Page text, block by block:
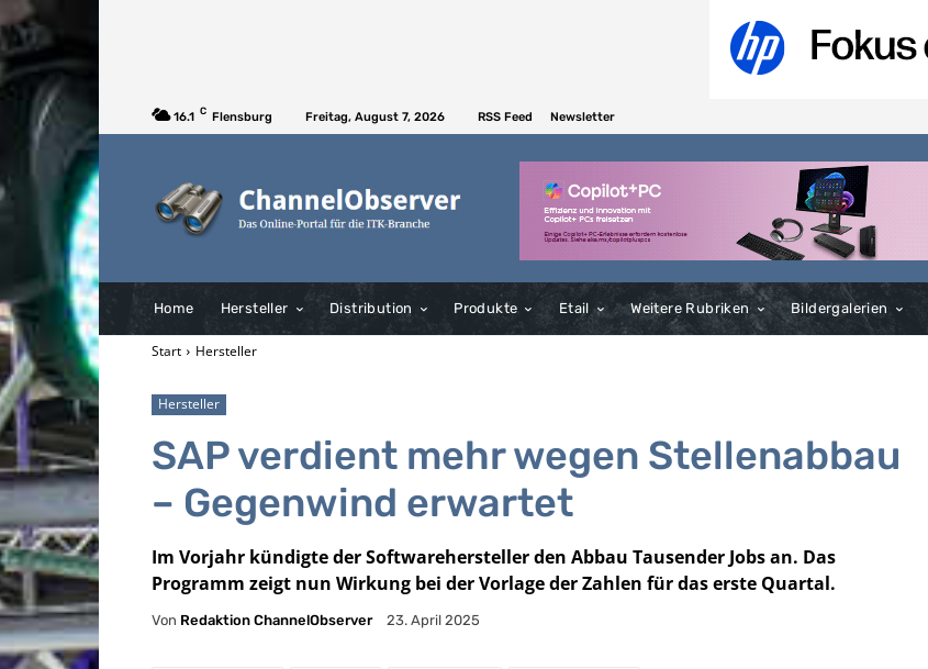
16.1 C Flensburg Freitag, August 7, 2026 RSS Feed Newsletter
Home Hersteller Distribution Produkte Etail Weitere Rubriken Bildergalerien
Start Hersteller
Hersteller
SAP verdient mehr wegen Stellenabbau
– Gegenwind erwartet
Im Vorjahr kündigte der Softwarehersteller den Abbau Tausender Jobs an. Das
Programm zeigt nun Wirkung bei der Vorlage der Zahlen für das erste Quartal.
Von Redaktion ChannelObserver 23. April 2025